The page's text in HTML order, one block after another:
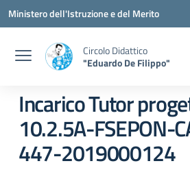
Vai ai contenuti
Vai al menu di navigazione
Vai al footer
Ministero dell'Istruzione e del Merito
Circolo Didattico
"Eduardo De Filippo"
Incarico Tutor
10.2.5A-FSEPON-
447-2019000124